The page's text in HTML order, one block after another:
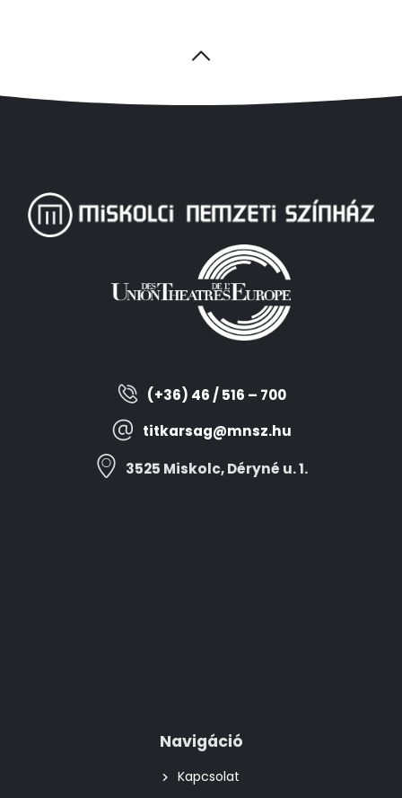
(+36) 46 / 516 – 700
titkarsag@mnsz.hu
3525 Miskolc, Déryné u. 1.
Navigáció
Kapcsolat